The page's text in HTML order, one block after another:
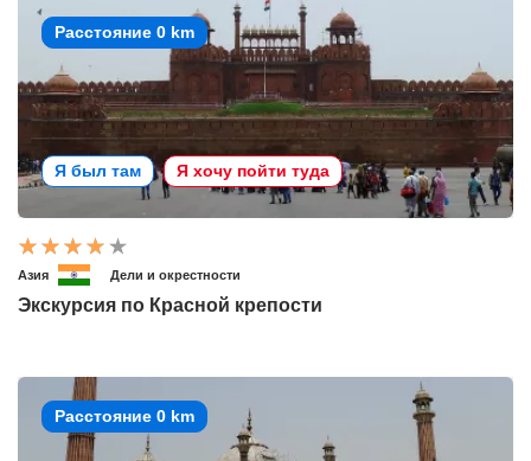
Расстояние 0 km
Я был там Я хочу пойти туда
Азия Дели и окрестности
Экскурсия по Красной крепости
Расстояние 0 km